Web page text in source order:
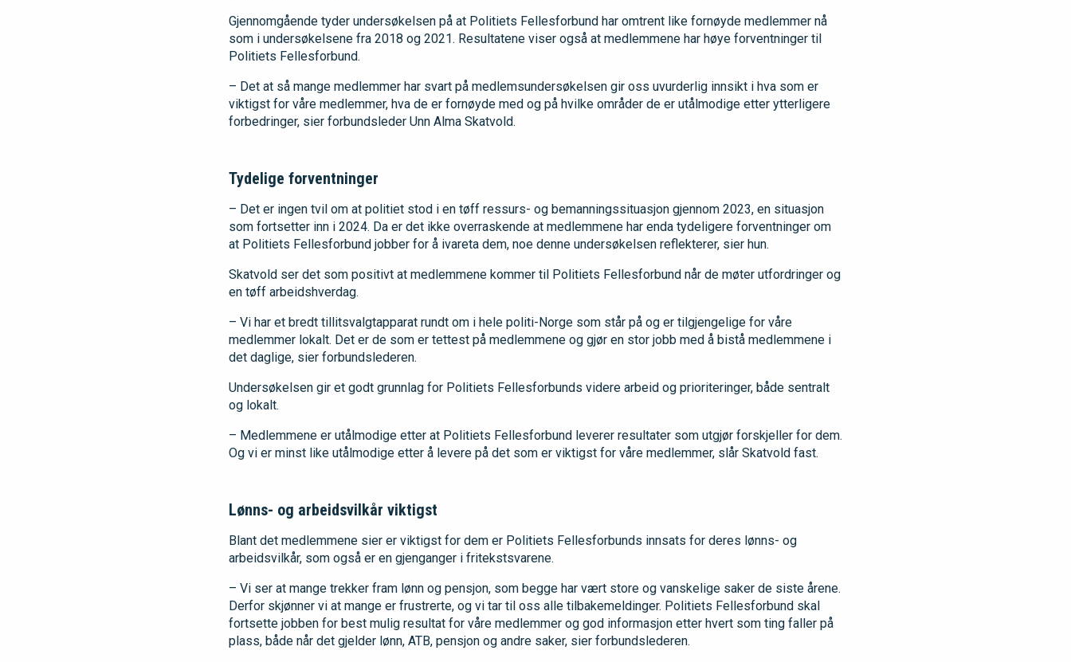
Gjennomgående tyder undersøkelsen på at Politiets Fellesforbund har omtrent like fornøyde medlemmer nå
som i undersøkelsene fra 2018 og 2021. Resultatene viser også at medlemmene har høye forventninger til
Politiets Fellesforbund.
– Det at så mange medlemmer har svart på medlemsundersøkelsen gir oss uvurderlig innsikt i hva som er
viktigst for våre medlemmer, hva de er fornøyde med og på hvilke områder de er utålmodige etter ytterligere
forbedringer, sier forbundsleder Unn Alma Skatvold.
Tydelige forventninger
– Det er ingen tvil om at politiet stod i en tøff ressurs- og bemanningssituasjon gjennom 2023, en situasjon
som fortsetter inn i 2024. Da er det ikke overraskende at medlemmene har enda tydeligere forventninger om
at Politiets Fellesforbund jobber for å ivareta dem, noe denne undersøkelsen reflekterer, sier hun.
Skatvold ser det som positivt at medlemmene kommer til Politiets Fellesforbund når de møter utfordringer og
en tøff arbeidshverdag.
– Vi har et bredt tillitsvalgtapparat rundt om i hele politi-Norge som står på og er tilgjengelige for våre
medlemmer lokalt. Det er de som er tettest på medlemmene og gjør en stor jobb med å bistå medlemmene i
det daglige, sier forbundslederen.
Undersøkelsen gir et godt grunnlag for Politiets Fellesforbunds videre arbeid og prioriteringer, både sentralt
og lokalt.
– Medlemmene er utålmodige etter at Politiets Fellesforbund leverer resultater som utgjør forskjeller for dem.
Og vi er minst like utålmodige etter å levere på det som er viktigst for våre medlemmer, slår Skatvold fast.
Lønns- og arbeidsvilkår viktigst
Blant det medlemmene sier er viktigst for dem er Politiets Fellesforbunds innsats for deres lønns- og
arbeidsvilkår, som også er en gjenganger i fritekstsvarene.
– Vi ser at mange trekker fram lønn og pensjon, som begge har vært store og vanskelige saker de siste årene.
Derfor skjønner vi at mange er frustrerte, og vi tar til oss alle tilbakemeldinger. Politiets Fellesforbund skal
fortsette jobben for best mulig resultat for våre medlemmer og god informasjon etter hvert som ting faller på
plass, både når det gjelder lønn, ATB, pensjon og andre saker, sier forbundslederen.